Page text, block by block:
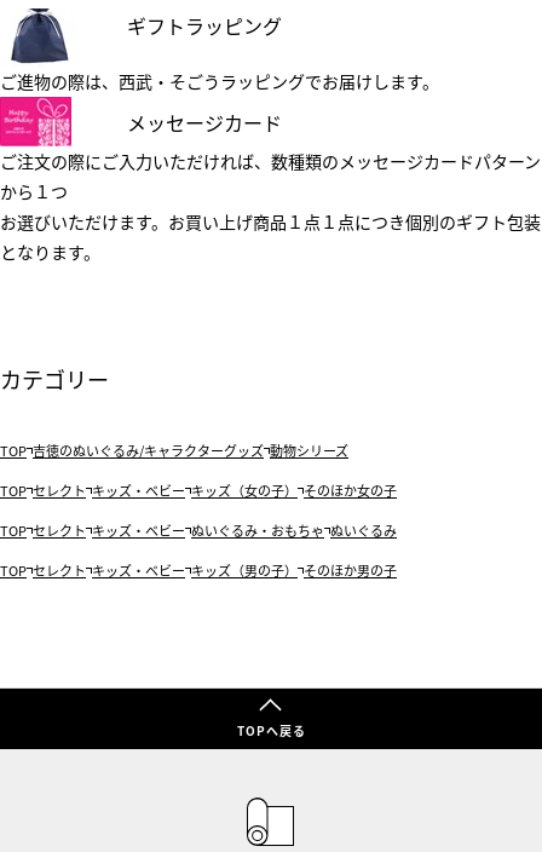
ギフトラッピング
ご進物の際は、西武・そごうラッピングでお届けします。
メッセージカード
ご注文の際にご入力いただければ、数種類のメッセージカードパターン
から１つ
お選びいただけます。お買い上げ商品１点１点につき個別のギフト包装
となります。
カテゴリー
TOP 吉徳のぬいぐるみ/キャラクターグッズ 動物シリーズ
TOP セレクト キッズ・ベビー キッズ（女の子） そのほか女の子
TOP セレクト キッズ・ベビー ぬいぐるみ・おもちゃ ぬいぐるみ
TOP セレクト キッズ・ベビー キッズ（男の子） そのほか男の子
TOPへ戻る